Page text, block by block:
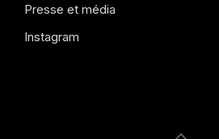
Presse et média
Instagram